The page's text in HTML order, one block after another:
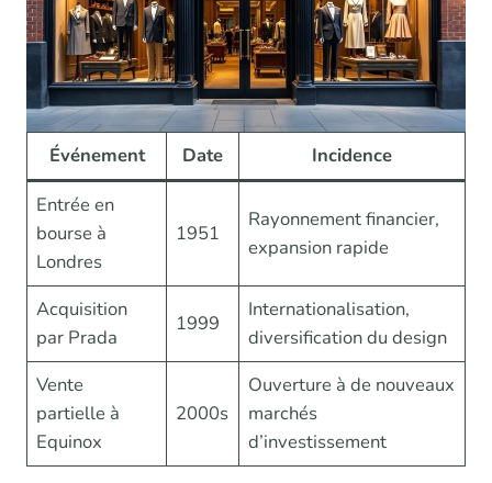
Événement Date
Incidence
Entrée en
bourse à
Londres
1951
Rayonnement financier,
expansion rapide
Acquisition
par Prada
1999
Internationalisation,
diversification du design
Vente
partielle à
Equinox
2000s
Ouverture à de nouveaux
marchés
d’investissement